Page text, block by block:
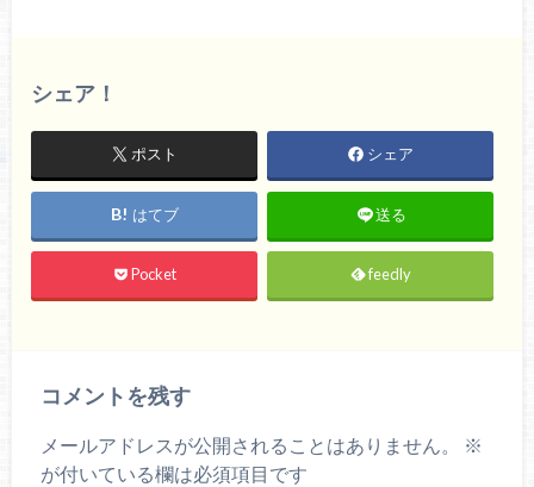
シェア！
ポスト シェア
はてブ 送る
Pocket feedly
コメントを残す
メールアドレスが公開されることはありません。
※
が付いている欄は必須項目です